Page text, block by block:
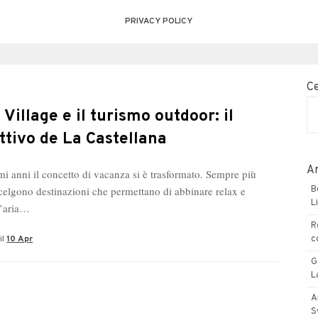
PRIVACY POLICY
Village e il turismo outdoor: il
de La Castellana
anni il concetto di vacanza si è trasformato. Sempre più
destinazioni che permettano di abbinare relax e
il10 Apr